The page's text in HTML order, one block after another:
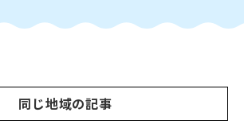
同じ地域の記事